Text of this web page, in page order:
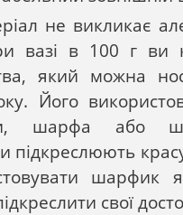
не викликає
вазі в 100 г ви
який можна
Його
шарфа або
підкреслюють
шарфик
свої